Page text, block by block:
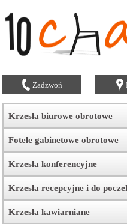
Zadzwoń
Krzesła biurowe obrotowe
Fotele gabinetowe obrotowe
Krzesła konferencyjne
Krzesła recepcyjne i do
Krzesła kawiarniane